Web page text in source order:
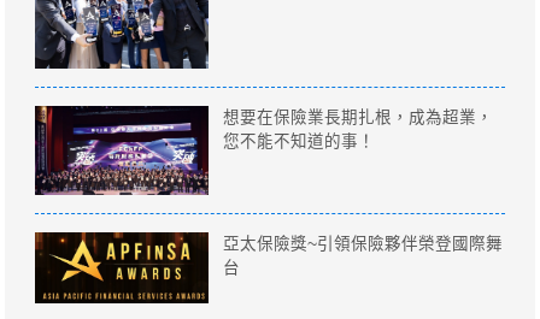
想要在保險業長期扎根，成為超業，
您不能不知道的事！
亞太保險獎~引領保險夥伴榮登國際舞
台